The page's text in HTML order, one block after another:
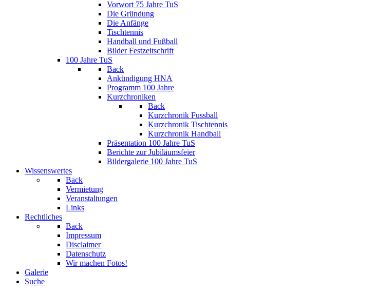
Vorwort 75 Jahre TuS
Die Gründung
Die Anfänge
Tischtennis
Handball und Fußball
Bilder Festzeitschrift
100 Jahre TuS
Back
Ankündigung HNA
Programm 100 Jahre
Kurzchroniken
Back
Kurzchronik Fussball
Kurzchronik Tischtennis
Kurzchronik Handball
Präsentation 100 Jahre TuS
Berichte zur Jubiläumsfeier
Bildergalerie 100 Jahre TuS
Wissenswertes
Back
Vermietung
Veranstaltungen
Links
Rechtliches
Back
Impressum
Disclaimer
Datenschutz
Wir machen Fotos!
Galerie
Suche